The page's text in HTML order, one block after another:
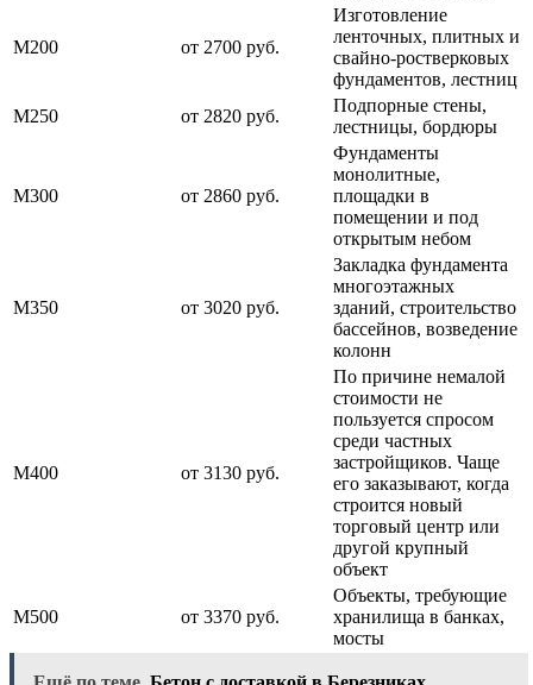
М200 от 2700 руб.
Изготовление
ленточных, плитных и
свайно-ростверковых
фундаментов, лестниц
М250
от 2820 руб.
Подпорные стены,
лестницы, бордюры
М300 от 2860 руб.
Фундаменты
монолитные,
площадки в
помещении и под
открытым небом
М350 от 3020 руб.
Закладка фундамента
многоэтажных
зданий, строительство
бассейнов, возведение
колонн
М400 от 3130 руб.
По причине немалой
стоимости не
пользуется спросом
среди частных
застройщиков. Чаще
его заказывают, когда
строится новый
торговый центр или
другой крупный
объект
М500 от 3370 руб.
Объекты, требующие
хранилища в банках,
мосты